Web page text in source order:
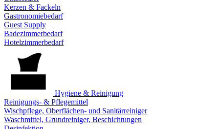
Kerzen & Fackeln
Gastronomiebedarf
Guest Supply
Badezimmerbedarf
Hotelzimmerbedarf
Hygiene & Reinigung
Reinigungs- & Pflegemittel
Wischpflege, Oberflächen- und Sanitärreiniger
Waschmittel, Grundreiniger, Beschichtungen